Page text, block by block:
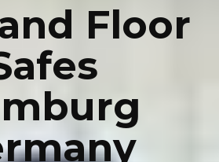
Floor